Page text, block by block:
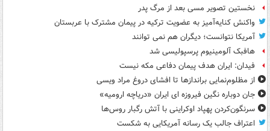
نخستین تصویر مسی بعد از مرگ پدر
واکنش کنایه‌آمیز به عضویت ترکیه در پیمان مشترک با عربستان
آمریکا نتوانست؛ دیگران هم نمی توانند
هافبک آلومینیوم پرسپولیسی شد
فیدان: ایران هدف پیمان دفاعی مکه نیست
از مظلوم‌نمایی براندازها تا افشای دروغ مراد ویسی
جان دوباره نگین فیروزه ای ایران «دریاچه ارومیه»
سرنگون‌کردن پهپاد اوکراینی با آتش رگبار روس‌ها
اعتراف جالب یک رسانه آمریکایی به شکست